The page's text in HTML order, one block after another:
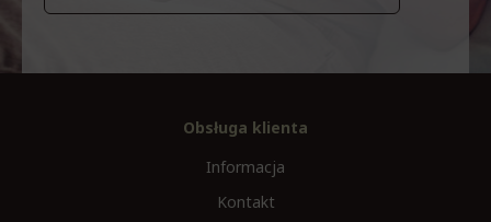
Obsługa klienta
Informacja
Kontakt